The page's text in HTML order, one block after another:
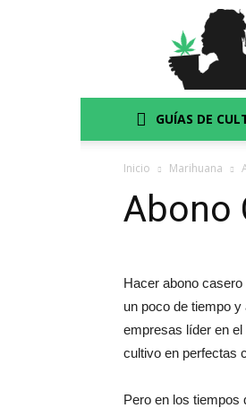
de
Humo
y
Marihuana
GUÍAS DE
Inicio Marihuana
Abono
Hacer abono
un poco de tiempo
empresas líder en
cultivo en perfectas
Pero en los tiempos